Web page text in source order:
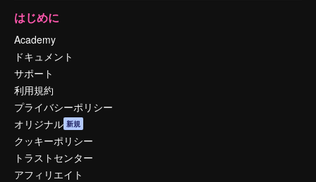
はじめに
Academy
ドキュメント
サポート
利用規約
プライバシーポリシー
オリジナル 新規
クッキーポリシー
トラストセンター
アフィリエイト